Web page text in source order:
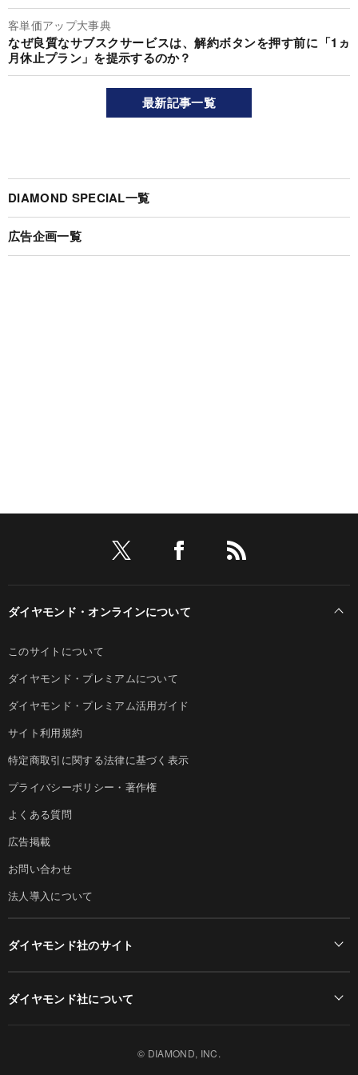
客単価アップ大事典
なぜ良質なサブスクサービスは、解約ボタンを押す前に「1ヵ
月休止プラン」を提示するのか？
最新記事一覧
DIAMOND SPECIAL一覧
広告企画一覧
ダイヤモンド・オンラインについて
このサイトについて
ダイヤモンド・プレミアムについて
ダイヤモンド・プレミアム活用ガイド
サイト利用規約
特定商取引に関する法律に基づく表示
プライバシーポリシー・著作権
よくある質問
広告掲載
お問い合わせ
法人導入について
ダイヤモンド社のサイト
ダイヤモンド社について
© DIAMOND, INC.